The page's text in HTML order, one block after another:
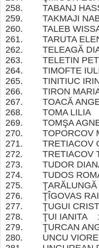
258. TABANJ
259. TAKMAJI
260. TALEB
261. TARUTA
262. TELEAGĂ
263. TELETIN
264. TIMOFTE
265. TINITIUC
266. TIRON
267. TOACĂ
268. TOMA
269. TOMŞA
270. TOPORCOV
271. TRETIACOV
272. TRETIACOV
273. TUDOR
274. TUDOS
275.
276. ŢÎGOVAS
277. ŢUGUI
278. ŢUI IANITA
279. ŢURCAN
280. UNCU